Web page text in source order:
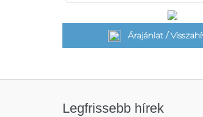
Árajánlat /
Legfrissebb hírek